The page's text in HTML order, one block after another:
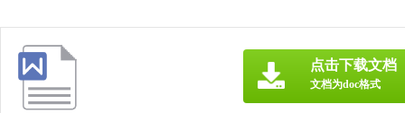
点击下载文档
文档为doc格式